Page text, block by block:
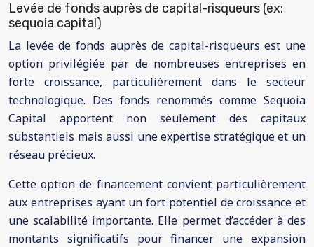
Levée de fonds auprès de capital-risqueurs (ex:
sequoia capital)
La levée de fonds auprès de capital-risqueurs est une
option privilégiée par de nombreuses entreprises en
forte croissance, particulièrement dans le secteur
technologique. Des fonds renommés comme Sequoia
Capital apportent non seulement des capitaux
substantiels mais aussi une expertise stratégique et un
réseau précieux.
Cette option de financement convient particulièrement
aux entreprises ayant un fort potentiel de croissance et
une scalabilité importante. Elle permet d’accéder à des
montants significatifs pour financer une expansion